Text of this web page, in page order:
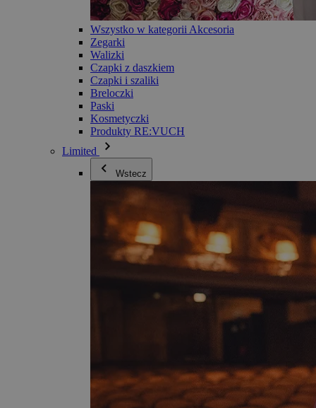
Wszystko w kategorii Akcesoria
Zegarki
Walizki
Czapki z daszkiem
Czapki i szaliki
Breloczki
Paski
Kosmetyczki
Produkty RE:VUCH
Limited
Wstecz